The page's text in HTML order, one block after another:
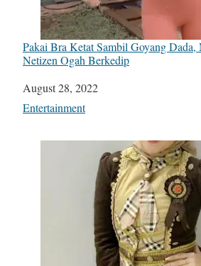
Pakai Bra Ketat Sambil Goyang
Netizen Ogah Berkedip
Date
August 28, 2022
In relation to
Entertainment